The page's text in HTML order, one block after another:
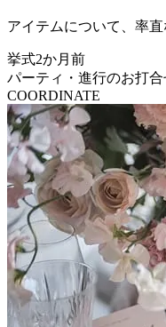
アイテムについて、率
挙式2か月前
パーティ・進行のお打合
COORDINATE